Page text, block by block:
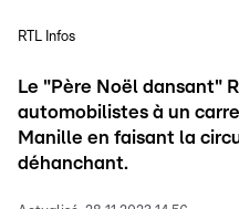
RTL Infos
Le "Père Noël dansant"
automobilistes à un
Manille en faisant la
déhanchant.